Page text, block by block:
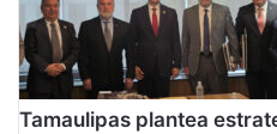
Tamaulipas plantea